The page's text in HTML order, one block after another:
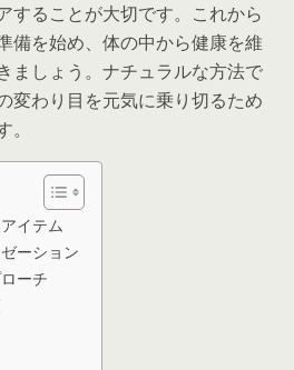
することが大切です。これから
備を始め、体の中から健康を維
ましょう。ナチュラルな方法で
変わり目を元気に乗り切るため
イテム
ーション
ーチ